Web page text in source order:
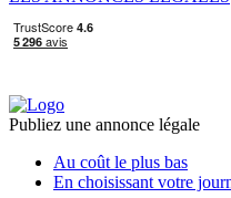
Publiez une annonce légale
Au coût le plus bas
En choisissant votre